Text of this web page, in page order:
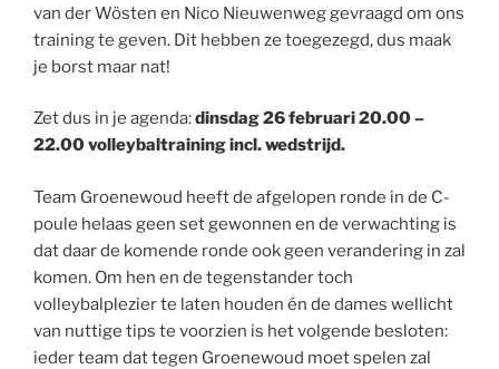
van der Wösten en Nico Nieuwenweg gevraagd om ons
training te geven. Dit hebben ze toegezegd, dus maak
je borst maar nat!
Zet dus in je agenda:dinsdag 26 februari 20.00 –
22.00 volleybaltraining incl. wedstrijd.
Team Groenewoud heeft de afgelopen ronde in de C-
poule helaas geen set gewonnen en de verwachting is
dat daar de komende ronde ook geen verandering in zal
komen. Om hen en de tegenstander toch
volleybalplezier te laten houden én de dames wellicht
van nuttige tips te voorzien is het volgende besloten:
ieder team dat tegen Groenewoud moet spelen zal